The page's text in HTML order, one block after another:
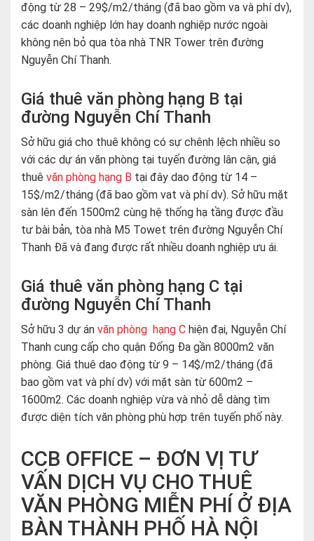
động từ 28 – 29$/m2/tháng (đã bao gồm va và phí dv),
các doanh nghiệp lớn hay doanh nghiệp nước ngoài
không nên bỏ qua tòa nhà TNR Tower trên đường
Nguyễn Chí Thanh.
Giá thuê văn phòng hạng B tại
đường Nguyễn Chí Thanh
Sở hữu giá cho thuê không có sự chênh lệch nhiều so
với các dự án văn phòng tại tuyến đường lân cận, giá
thuê văn phòng hạng B tại đây dao động từ 14 –
15$/m2/tháng (đã bao gồm vat và phí dv). Sở hữu mặt
sàn lên đến 1500m2 cùng hệ thống hạ tầng được đầu
tư bài bản, tòa nhà M5 Towet trên đường Nguyễn Chí
Thanh Đã và đang được rất nhiều doanh nghiệp ưu ái.
Giá thuê văn phòng hạng C tại
đường Nguyễn Chí Thanh
Sở hữu 3 dự án văn phòng hạng C hiện đại, Nguyễn Chí
Thanh cung cấp cho quận Đống Đa gần 8000m2 văn
phòng. Giá thuê dao động từ 9 – 14$/m2/tháng (đã
bao gồm vat và phí dv) với mặt sàn từ 600m2 –
1600m2. Các doanh nghiệp vừa và nhỏ dễ dàng tìm
được diện tích văn phòng phù hợp trên tuyến phố này.
CCB OFFICE – ĐƠN VỊ TƯ
VẤN DỊCH VỤ CHO THUÊ
VĂN PHÒNG MIỄN PHÍ Ở ĐỊA
BÀN THÀNH PHỐ HÀ NỘI